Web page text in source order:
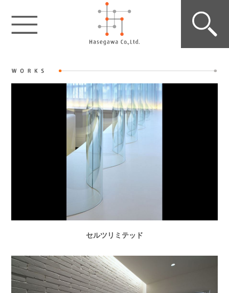
セルツリミテッド